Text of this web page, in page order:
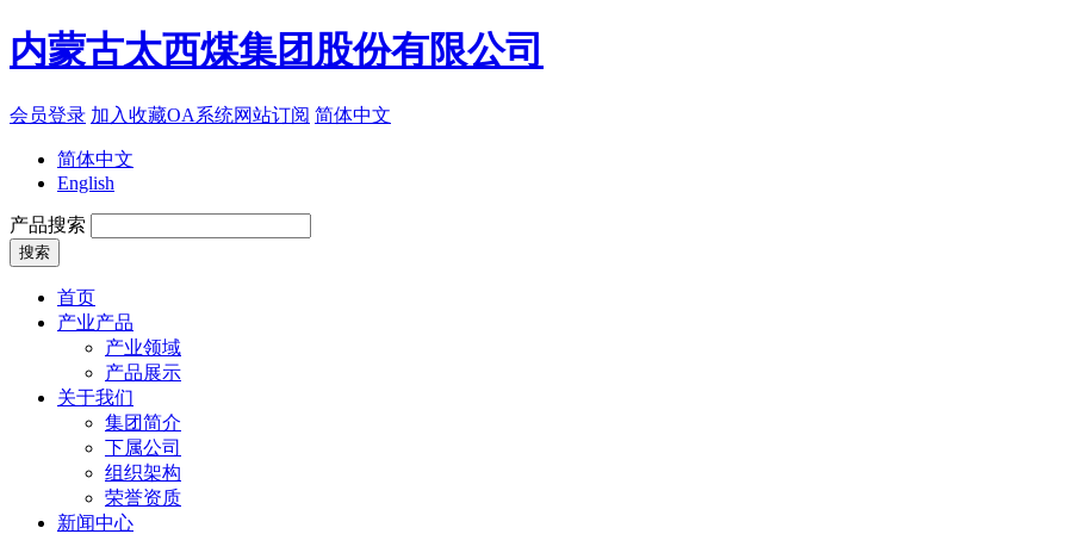
内蒙古太西煤集团股份有限公司
会员登录 加入收藏OA系统网站订阅 简体中文
简体中文
English
产品搜索
首页
产业产品
产业领域
产品展示
关于我们
集团简介
下属公司
组织架构
荣誉资质
新闻中心